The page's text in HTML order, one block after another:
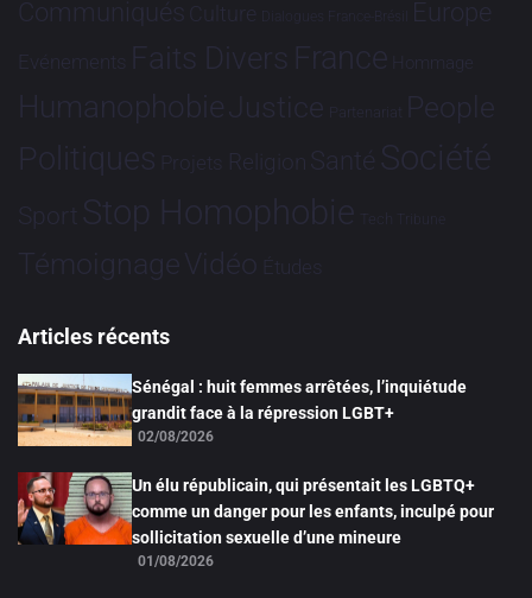
Communiqués Culture Dialogues France-Brésil Europe
Evénements Faits Divers France Hommage
HumanophobieJustice Partenariat People
Politiques Projets Religion Santé Société
Sport Stop Homophobie Tech Tribune
TémoignageVidéo Études
Articles récents
Sénégal : huit femmes arrêtées, l’inquiétude
grandit face à la répression LGBT+
02/08/2026
Un élu républicain, qui présentait les LGBTQ+
comme un danger pour les enfants, inculpé pour
sollicitation sexuelle d’une mineure
01/08/2026